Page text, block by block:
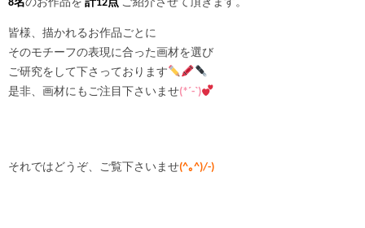
8名のお作品を 計12点 ご紹介させて頂きます。
皆様、描かれるお作品ごとに
そのモチーフの表現に合った画材を選び
ご研究をして下さっております
是非、画材にもご注目下さいませ(*´-`)
それではどうぞ、ご覧下さいませ(^｡^)/-)